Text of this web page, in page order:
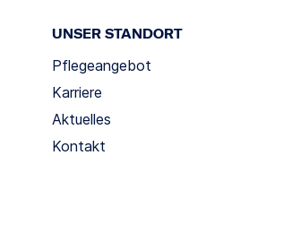
UNSER STANDORT
Pflegeangebot
Karriere
Aktuelles
Kontakt